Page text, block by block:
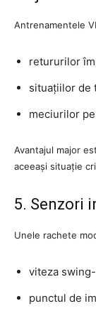
Antrenamentele
retururilor
situațiilor de
meciurilor
Avantajul major
aceeași situație
5. Senzori
Unele rachete
viteza
punctul de